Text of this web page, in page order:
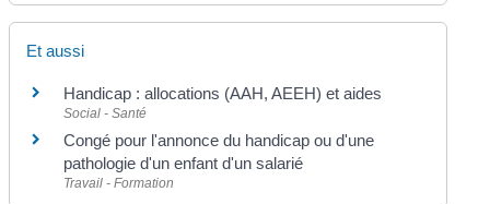
Et aussi
Handicap : allocations (AAH, AEEH) et aides
Social - Santé
Congé pour l'annonce du handicap ou d'une
pathologie d'un enfant d'un salarié
Travail - Formation